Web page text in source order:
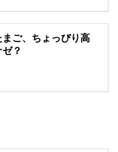
ご、ちょっぴり高
？